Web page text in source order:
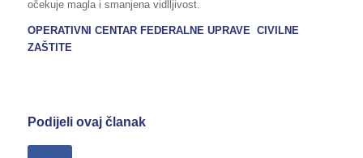
očekuje magla i smanjena vidlljivost.
OPERATIVNI CENTAR FEDERALNE UPRAVE CIVILNE
ZAŠTITE
Podijeli ovaj članak